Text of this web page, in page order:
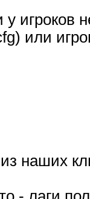
игроков
или
наших